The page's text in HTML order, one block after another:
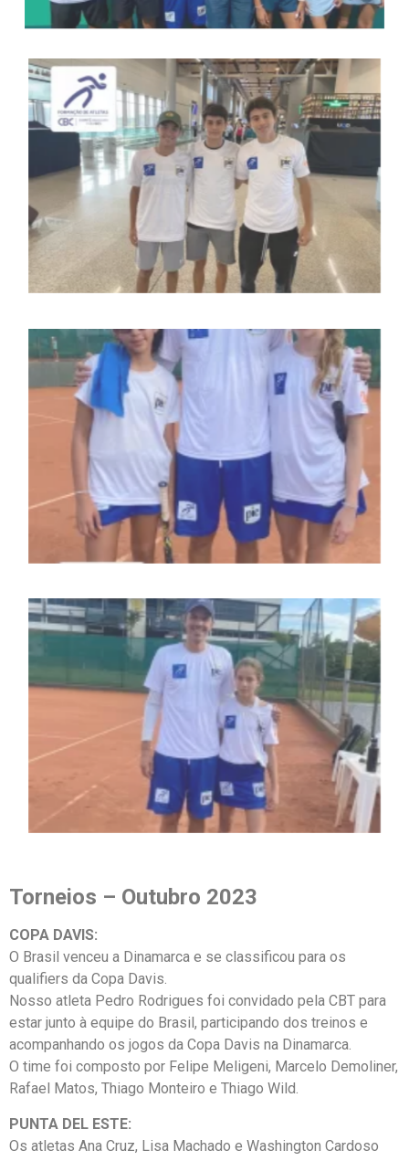
Torneios – Outubro 2023
COPA DAVIS:
O Brasil venceu a Dinamarca e se classificou para os
qualifiers da Copa Davis.
Nosso atleta Pedro Rodrigues foi convidado pela CBT para
estar junto à equipe do Brasil, participando dos treinos e
acompanhando os jogos da Copa Davis na Dinamarca.
O time foi composto por Felipe Meligeni, Marcelo Demoliner,
Rafael Matos, Thiago Monteiro e Thiago Wild.
PUNTA DEL ESTE:
Os atletas Ana Cruz, Lisa Machado e Washington Cardoso